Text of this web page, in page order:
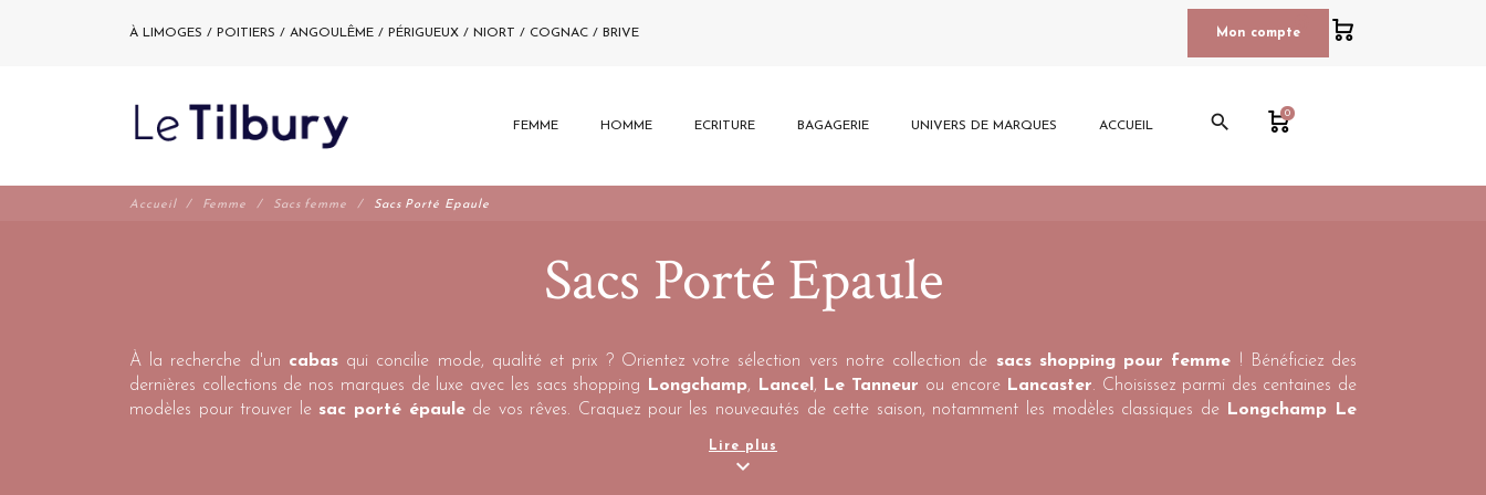
À LIMOGES / POITIERS / ANGOULÊME / PÉRIGUEUX / NIORT / COGNAC / BRIVE Mon compte
FEMME HOMME ECRITURE BAGAGERIE UNIVERS DE MARQUES ACCUEIL search 0
Accueil Femme Sacs femme Sacs Porté Epaule
Sacs Porté Epaule
À la recherche d'un cabasqui concilie mode, qualité et prix ? Orientez votre sélection vers notre collection de sacs shopping pour femme ! Bénéficiez des
dernières collections de nos marques de luxe avec les sacs shopping
Longchamp, Lancel , Le Tanneur ou encore Lancaster. Choisissez parmi des centaines de
modèles pour trouver le sac porté épaulede vos rêves. Craquez pour les nouveautés de cette saison, notamment les modèles classiques de
Longchamp Le
Lire plus
expand_more